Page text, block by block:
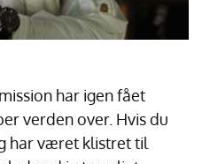
har igen fået
verden over. Hvis du
har været klistret til